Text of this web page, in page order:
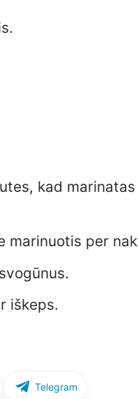
kad
marinuotis per
iškeps.
Telegram